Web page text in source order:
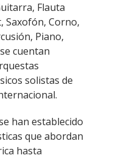
Flauta
Saxofón, Corno,
Piano,
cuentan
solistas de
han establecido
que abordan
hasta